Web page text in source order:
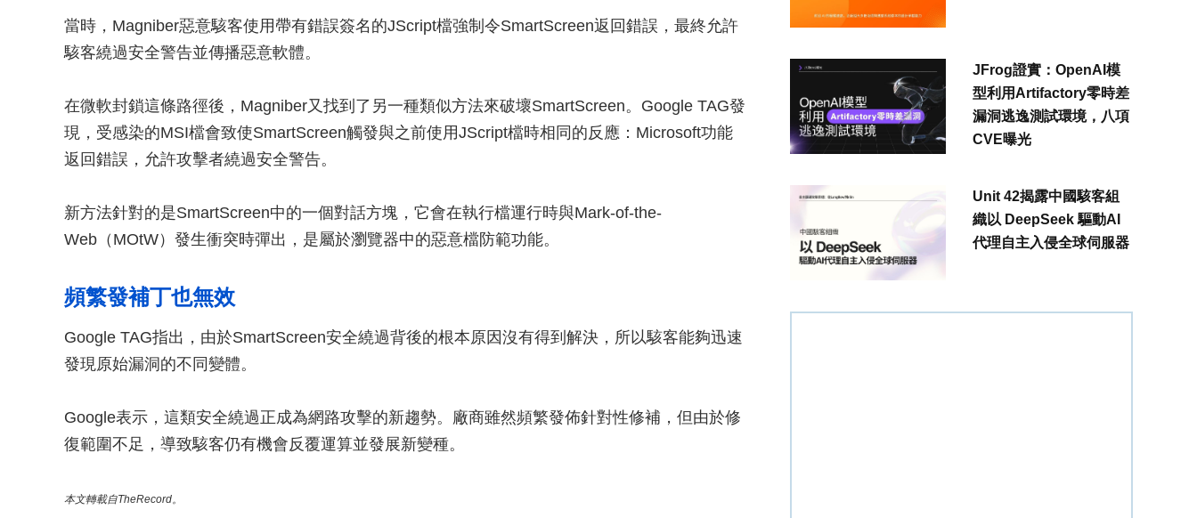
當時，Magniber惡意駭客使用帶有錯誤簽名的JScript檔強制令SmartScreen返回錯誤，最終允許
駭客繞過安全警告並傳播惡意軟體。
在微軟封鎖這條路徑後，Magniber又找到了另一種類似方法來破壞SmartScreen。Google TAG發
現，受感染的MSI檔會致使SmartScreen觸發與之前使用JScript檔時相同的反應：Microsoft功能
返回錯誤，允許攻擊者繞過安全警告。
新方法針對的是SmartScreen中的一個對話方塊，它會在執行檔運行時與Mark-of-the-
Web（MOtW）發生衝突時彈出，是屬於瀏覽器中的惡意檔防範功能。
頻繁發補丁也無效
Google TAG指出，由於SmartScreen安全繞過背後的根本原因沒有得到解決，所以駭客能夠迅速
發現原始漏洞的不同變體。
Google表示，這類安全繞過正成為網路攻擊的新趨勢。廠商雖然頻繁發佈針對性修補，但由於修
復範圍不足，導致駭客仍有機會反覆運算並發展新變種。
本文轉載自TheRecord。
JFrog證實：OpenAI模
型利用Artifactory零時差
漏洞逃逸測試環境，八項
CVE曝光
Unit 42揭露中國駭客組
織以 DeepSeek 驅動AI
代理自主入侵全球伺服器